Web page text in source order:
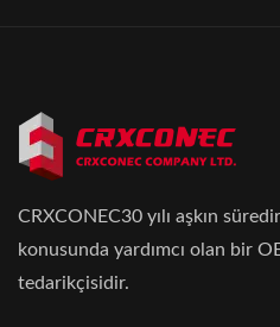
CRXCONEC30 yılı aşkın
konusunda yardımcı olan bir
tedarikçisidir.